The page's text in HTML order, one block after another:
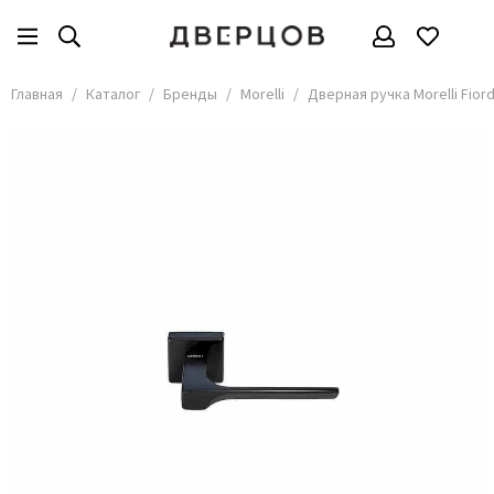
Бренды
Все товары
Главная Каталог Бренды Morelli Дверная ручка Morelli